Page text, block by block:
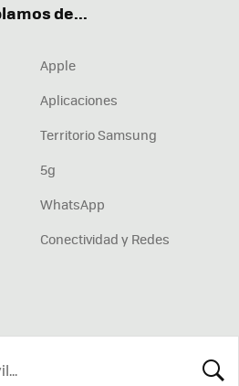
de...
Apple
Aplicaciones
Territorio Samsung
5g
WhatsApp
Conectividad y Redes